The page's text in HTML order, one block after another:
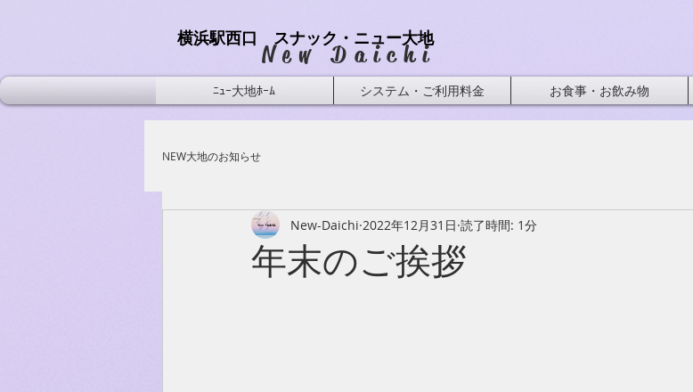
​New Daichi
横浜駅西口 スナック・ニュー大地
ﾆｭｰ大地ﾎｰﾑ システム・ご利用料金 お食事・お飲み物
NEW大地のお知らせ
年末のご挨拶
New-Daichi 2022年12月31日 読了時間: 1分